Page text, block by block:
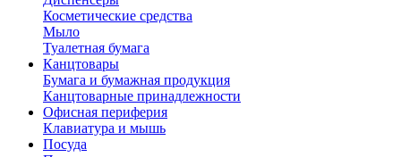
Косметические средства
Мыло
Туалетная бумага
Канцтовары
Бумага и бумажная продукция
Канцтоварные принадлежности
Офисная периферия
Клавиатура и мышь
Посуда